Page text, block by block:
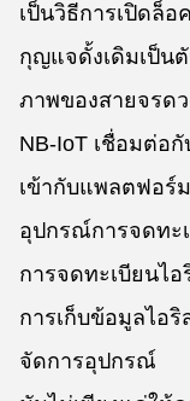
เป็นวิธีการเปิดล็
กุญแจดั้งเดิมเป็น
ภาพของสายจรด
NB-IoT เชื่อมต่อ
เข้ากับแพลตฟอร์
อุปกรณ์การจดทะ
การจดทะเบียนไ
การเก็บข้อมูลไอ
จัดการอุปกรณ์